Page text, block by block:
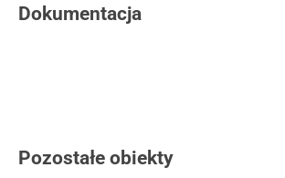
Dokumentacja
Pozostałe obiekty